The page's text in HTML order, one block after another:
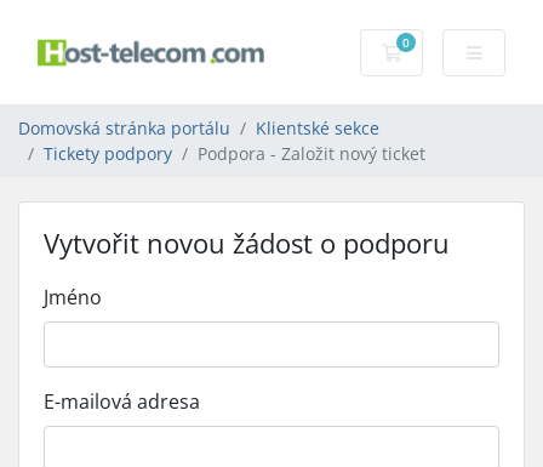
0
Nákupní Košík
Domovská stránka portálu
Klientské sekce
Tickety podpory
Podpora - Založit nový ticket
Vytvořit novou žádost o podporu
Jméno
E-mailová adresa